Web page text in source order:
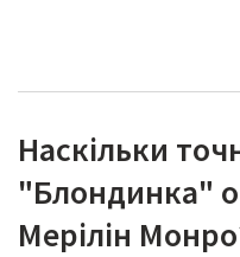
Наскільки
"Блондинка"
Мерілін